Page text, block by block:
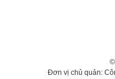
Đơn vị chủ quản: